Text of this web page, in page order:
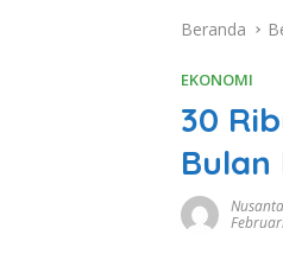
Beranda
EKONOMI
30
Bulan